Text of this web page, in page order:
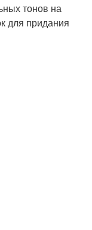
тонов на
для придания